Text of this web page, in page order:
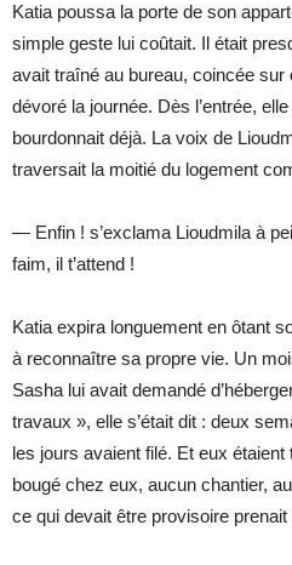
Katia poussa la porte de son
simple geste lui coûtait. Il était
avait traîné au bureau, coincée
dévoré la journée. Dès l’entrée,
bourdonnait déjà. La voix de
traversait la moitié du logement
— Enfin ! s’exclama Lioudmila à
faim, il t’attend !
Katia expira longuement en ôtant
à reconnaître sa propre vie. Un
Sasha lui avait demandé
travaux », elle s’était dit : deux
les jours avaient filé. Et eux étaient
bougé chez eux, aucun chantier,
ce qui devait être provisoire prenait